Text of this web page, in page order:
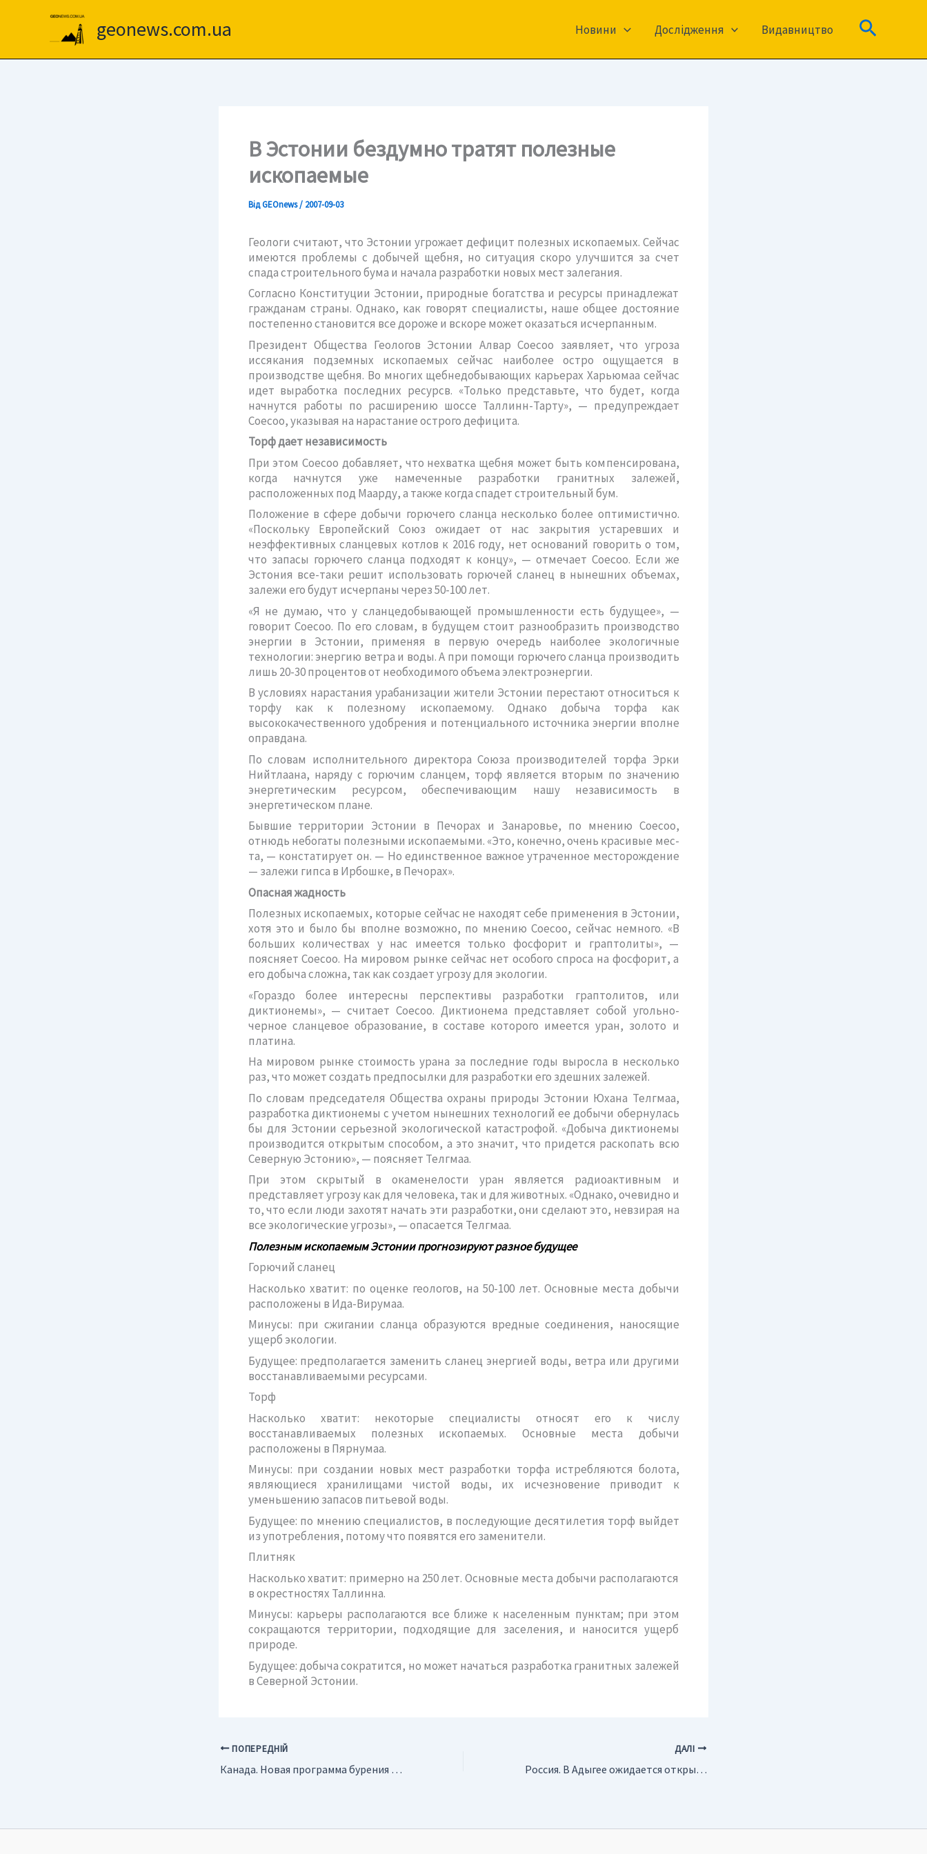
geonews.com.ua Новини Дослідження Видавництво Пошук
В Эстонии бездумно тратят полезные
ископаемые
ВідGEOnews/ 2007-09-03
Геологи считают, что Эстонии угрожает дефицит полезных ископаемых. Сейчас
имеются проблемы с добычей щебня, но ситуация скоро улучшится за счет
спада строительного бума и начала разработки новых мест залегания.
Согласно Конституции Эстонии, природные богатства и ресурсы принадлежат
гражданам страны. Однако, как говорят специалисты, наше общее достояние
постепенно становится все дороже и вскоре может оказаться исчерпанным.
Президент Общества Геологов Эстонии Алвар Соесоо заявляет, что угроза
иссякания подземных ископаемых сейчас наиболее остро ощущается в
производстве щебня. Во многих щебнедобывающих карьерах Харьюмаа сейчас
идет выработка последних ресурсв. «Только представьте, что будет, когда
начнутся работы по расширению шоссе Таллинн-Тарту», — предупреждает
Соесоо, указывая на нарастание острого дефицита.
Торф дает независимость
При этом Соесоо добавляет, что нехватка щебня может быть компенсирована,
когда начнутся уже намеченные разработки гранитных залежей,
расположенных под Маарду, а также когда спадет строительный бум.
Положение в сфере добычи горючего сланца несколько более оптимистично.
«Поскольку Европейский Союз ожидает от нас закрытия устаревших и
неэффективных сланцевых котлов к 2016 году, нет оснований говорить о том,
что запасы горючего сланца подходят к концу», — отмечает Соесоо. Если же
Эстония все-таки решит использовать горючей сланец в нынешних объемах,
залежи его будут исчерпаны через 50-100 лет.
«Я не думаю, что у сланцедобывающей промышленности есть будущее», —
говорит Соесоо. По его словам, в будущем стоит разнообразить производство
энергии в Эстонии, применяя в первую очередь наиболее экологичные
технологии: энергию ветра и воды. А при помощи горючего сланца производить
лишь 20-30 процентов от необходимого объема электроэнергии.
В условиях нарастания урабанизации жители Эстонии перестают относиться к
торфу как к полезному ископаемому. Однако добыча торфа как
высококачественного удобрения и потенциального источника энергии вполне
оправдана.
По словам исполнительного директора Союза производителей торфа Эрки
Нийтлаана, наряду с горючим сланцем, торф является вторым по значению
энергетическим ресурсом, обеспечивающим нашу независимость в
энергетическом плане.
Бывшие территории Эстонии в Печорах и Занаровье, по мнению Соесоо,
отнюдь небогаты полезными ископаемыми. «Это, конечно, очень красивые мес­
та, — констатирует он. — Но единственное важное утраченное месторождение
— залежи гипса в Ирбошке, в Печорах».
Опасная жадность
Полезных ископаемых, которые сейчас не находят себе применения в Эстонии,
хотя это и было бы вполне возможно, по мнению Соесоо, сейчас немного. «В
больших количествах у нас имеется только фосфорит и граптолиты», —
поясняет Соесоо. На мировом рынке сейчас нет особого спроса на фосфорит, а
его добыча сложна, так как создает угрозу для экологии.
«Гораздо более интересны перспективы разработки граптолитов, или
диктионемы», — считает Соесоо. Диктионема представляет собой угольно-
черное сланцевое образование, в составе которого имеется уран, золото и
платина.
На мировом рынке стоимость урана за последние годы выросла в несколько
раз, что может создать предпосылки для разработки его здешних залежей.
По словам председателя Общества охраны природы Эстонии Юхана Телгмаа,
разработка диктионемы с учетом нынешних технологий ее добычи обернулась
бы для Эстонии серьезной экологической катастрофой. «Добыча диктионемы
производится открытым способом, а это значит, что придется раскопать всю
Северную Эстонию», — поясняет Телгмаа.
При этом скрытый в окаменелости уран является радиоактивным и
представляет угрозу как для человека, так и для животных. «Однако, очевидно и
то, что если люди захотят начать эти разработки, они сделают это, невзирая на
все экологические угрозы», — опасается Телгмаа.
Полезным ископаемым Эстонии прогнозируют разное будущее
Горючий сланец
Насколько хватит: по оценке геологов, на 50-100 лет. Основные места добычи
расположены в Ида-Вирумаа.
Минусы: при сжигании сланца образуются вредные соединения, наносящие
ущерб экологии.
Будущее: предполагается заменить сланец энергией воды, ветра или другими
восстанавливаемыми ресурсами.
Торф
Насколько хватит: некоторые специалисты относят его к числу
восстанавливаемых полезных ископаемых. Основные места добычи
расположены в Пярнумаа.
Минусы: при создании новых мест разработки торфа истребляются болота,
являющиеся хранилищами чистой воды, их исчезновение приводит к
уменьшению запасов питьевой воды.
Будущее: по мнению специалистов, в последующие десятилетия торф выйдет
из употребления, потому что появятся его заменители.
Плитняк
Насколько хватит: примерно на 250 лет. Основные места добычи располагаются
в окрестностях Таллинна.
Минусы: карьеры располагаются все ближе к населенным пунктам; при этом
сокращаются территории, подходящие для заселения, и наносится ущерб
природе.
Будущее: добыча сократится, но может начаться разработка гранитных залежей
в Северной Эстонии.
ПОПЕРЕДНІЙ
Канада. Новая программа бурения на медно-молибденовом месторождении Берг
ДАЛІ
Россия. В Адыгее ожидается открытие месторождений минеральных вод нового типа